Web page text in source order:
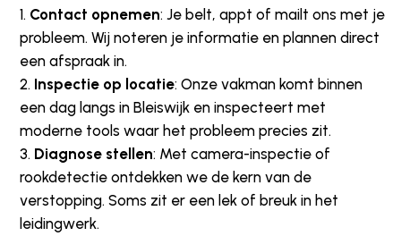
Contact opnemen: Je belt, appt of mailt ons met je
probleem. Wij noteren je informatie en plannen direct
een afspraak in.
Inspectie op locatie: Onze vakman komt binnen
een dag langs in Bleiswijk en inspecteert met
moderne tools waar het probleem precies zit.
Diagnose stellen: Met camera-inspectie of
rookdetectie ontdekken we de kern van de
verstopping. Soms zit er een lek of breuk in het
leidingwerk.